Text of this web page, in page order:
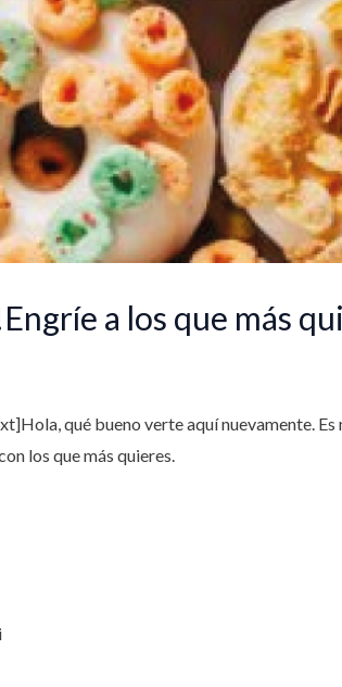
a los que más
Hola, qué bueno verte aquí nuevamente.
los que más quieres.